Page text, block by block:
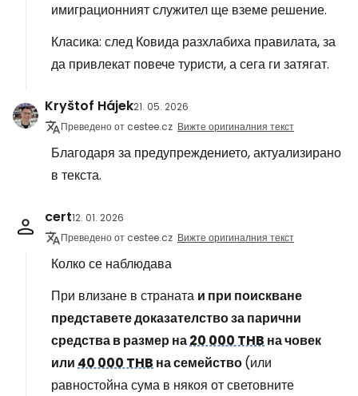
имиграционният служител ще вземе решение.
Класика: след Ковида разхлабиха правилата, за
да привлекат повече туристи, а сега ги затягат.
Kryštof Hájek21. 05. 2026
Преведено от cestee.cz Вижте оригиналния текст
Благодаря за предупреждението, актуализирано
в текста.
cert12. 01. 2026
Преведено от cestee.cz Вижте оригиналния текст
Колко се наблюдава
При влизане в страната и при поискване
представете доказателство за парични
средства в размер на20 000 THBна човек
или40 000 THBна семейство(или
равностойна сума в някоя от световните